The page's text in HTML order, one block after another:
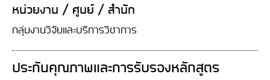
หน่วยงาน / ศูนย์ / สำนัก
กลุ่มงานวิจัยและบริการวิชาการ
ประกันคุณภาพและการรับรองหลักสูตร